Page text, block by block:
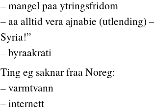
– mangel paa ytringsfridom
– aa alltid vera ajnabie (utlending)
Syria!”
– byraakrati
Ting eg saknar fraa Noreg:
– varmtvann
– internett